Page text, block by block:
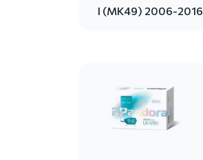
I (MK49) 2006-2016